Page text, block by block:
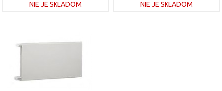
NIE JE SKLADOM
Porovnať
NIE JE SKLADOM